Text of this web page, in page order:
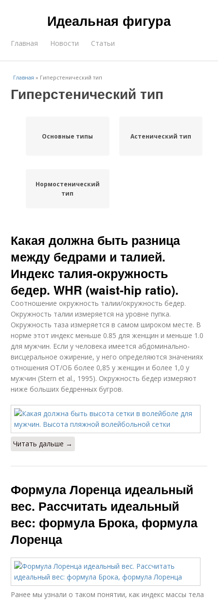
Идеальная фигура
Главная Новости Статьи
Главная » Гиперстенический тип
Гиперстенический тип
Основные типы Астенический тип
Нормостенический
тип
Какая должна быть разница
между бедрами и талией.
Индекс талия-окружность
бедер. WHR (waist-hip ratio).
Соотношение окружность талии/окружность бедер.
Окружность талии измеряется на уровне пупка.
Окружность таза измеряется в самом широком месте. В
норме этот индекс меньше 0.85 для женщин и меньше 1.0
для мужчин. Если у человека имеется абдоминально-
висцеральное ожирение, у него определяются значениях
отношения ОТ/ОБ более 0,85 у женщин и более 1,0 у
мужчин (Stern et al., 1995). Окружность бедер измеряют
ниже больших бедренных бугров.
Читать дальше →
Формула Лоренца идеальный
вес. Рассчитать идеальный
вес: формула Брока, формула
Лоренца
Ранее мы узнали о таком понятии, как индекс массы тела